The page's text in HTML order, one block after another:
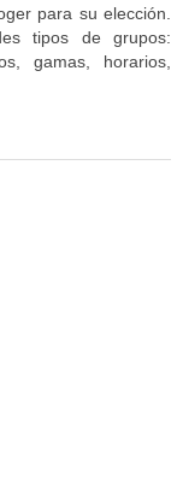
para su elección.
tipos de grupos:
gamas, horarios,